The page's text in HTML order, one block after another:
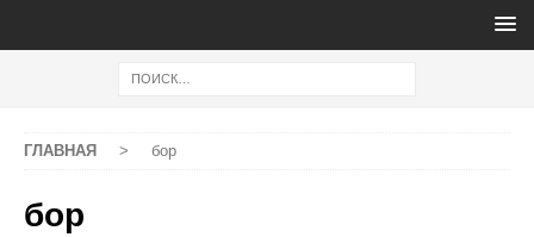
ГЛАВНАЯ > бор
бор